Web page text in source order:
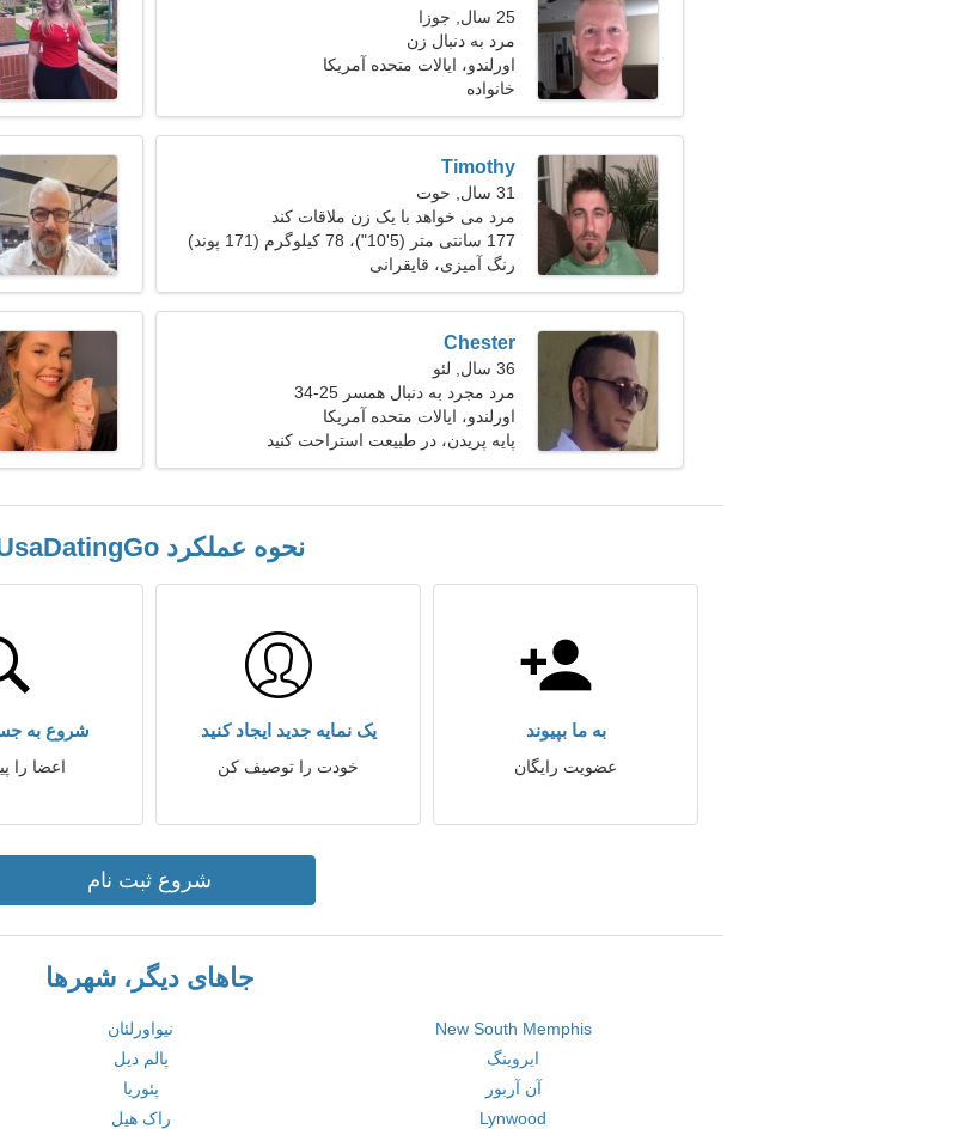
25 سال, جوزا
مرد به دنبال زن
اورلندو، ایالات متحده آمریکا
خانواده
Timothy
31 سال, حوت
مرد می خواهد با یک زن ملاقات کند
177 سانتی متر (5'10")، 78 کیلوگرم (171 پوند)
رنگ آمیزی، قایقرانی
Chester
36 سال, لئو
مرد مجرد به دنبال همسر 25-34
اورلندو، ایالات متحده آمریکا
پایه پریدن، در طبیعت استراحت کنید
نحوه عملکرد UsaDatingGo
به ما بپیوند
عضویت رایگان
یک نمایه جدید ایجاد کنید
خودت را توصیف کن
شروع به
اعضا را
شروع ثبت نام
جاهای دیگر، شهرها
New South Memphis نیواورلئان
ایروینگ
پالم دیل
آن آربور
پئوریا
Lynwood
راک هیل